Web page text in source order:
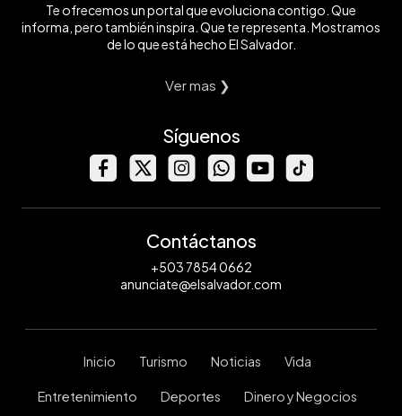
Te ofrecemos un portal que evoluciona contigo. Que
informa, pero también inspira. Que te representa. Mostramos
de lo que está hecho El Salvador.
Ver mas ❯
Síguenos
Contáctanos
+503 7854 0662
anunciate@elsalvador.com
Inicio Turismo Noticias Vida
Entretenimiento Deportes Dinero y Negocios